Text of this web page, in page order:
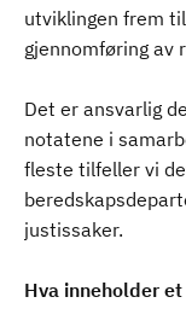
utviklingen frem
gjennomføring av
Det er ansvarlig
notatene i
fleste tilfeller vi
justissaker.
Hva inneholder